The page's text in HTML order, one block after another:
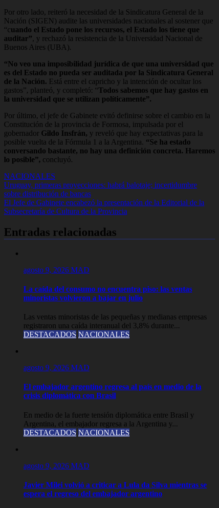
Por otro lado, reiteró la necesidad de la Sindicatura General de la
Nación (SIGEN) audite las universidades nacionales al sostener que
“cuando el Estado pone los recursos, el Estado los tiene que
auditar”, y rechazó la resistencia de la Universidad Nacional de
Buenos Aires (UBA).
“No veo una imposibilidad jurídica de que una universidad que
es del Estado no pueda ser auditada por la Sindicatura General
de la Nación. Está entre el capricho y la intención de ocultar los
gastos”, planteó, y completó: “Todos sabemos que hay gastos en
la universidad que se utilizan políticamente”.
Por último, el jefe de Gabinete evitó definirse sobre el cambio en la
Constitución de la provincia de Formosa, impulsada por el
gobernador Gildo Insfrán, y reveló que hay expectativas para la
posible vuelta de la Fórmula 1 a la Argentina. “Se ha estado
conversando bastante, no hay una definición concreta. Haremos
lo posible”, concluyó.
NACIONALES
Navegación
de
entradas
Uruguay, primeras proyecciones: habrá balotaje; incertidumbre
sobre distribución de bancas
El Jefe de Gabinete encabezó la presentación de la Editorial de la
Subsecretaría de Cultura de la Provincia
Entradas relacionadas
agosto 9, 2026 MAD
La caída del consumo no encuentra piso: las ventas
minoristas volvieron a bajar en julio
Las ventas minoristas de las pequeñas y medianas empresas
registraron una caída interanual del 3,8% durante...
DESTACADOS NACIONALES
agosto 9, 2026 MAD
El embajador argentino regresa al país en medio de la
crisis diplomática con Brasil
En medio de la fuerte tensión diplomática entre Brasil y
Argentina, el embajador regresa a la Argentina y...
DESTACADOS NACIONALES
agosto 9, 2026 MAD
Javier Milei volvió a criticar a Lula da Silva mientras se
espera el regreso del embajador argentino